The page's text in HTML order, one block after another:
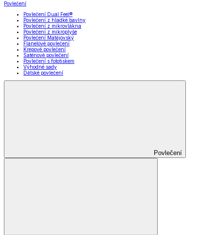
Povlečení
Povlečení Dual Feel®
Povlečení z hladké bavlny
Povlečení z mikrovlákna
Povlečení z mikroplyše
Povlečení Matějovský
Flanelové povlečení
Krepové povlečení
Saténové povlečení
Povlečení s fototiskem
Výhodné sady
Dětské povlečení
Povlečení